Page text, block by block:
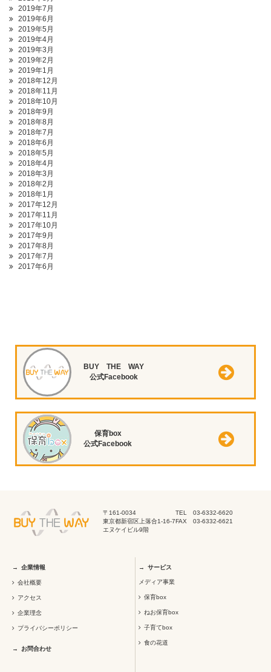
2019年7月
2019年6月
2019年5月
2019年4月
2019年3月
2019年2月
2019年1月
2018年12月
2018年11月
2018年10月
2018年9月
2018年8月
2018年7月
2018年6月
2018年5月
2018年4月
2018年3月
2018年2月
2018年1月
2017年12月
2017年11月
2017年10月
2017年9月
2017年8月
2017年7月
2017年6月
BUY THE WAY
公式Facebook
保育box
公式Facebook
〒161-0034
東京都新宿区上落合1-16-7
エヌケイビル9階
TEL 03-6332-6620
FAX 03-6332-6621
企業情報
会社概要
アクセス
企業理念
プライバシーポリシー
お問合わせ
サービス
メディア事業
保育box
ねお保育box
子育てbox
食の花道